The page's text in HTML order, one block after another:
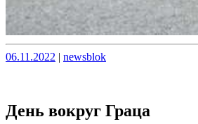
Опубликовано
06.11.2022 | Опубликовано
newsblok
День вокруг Граца